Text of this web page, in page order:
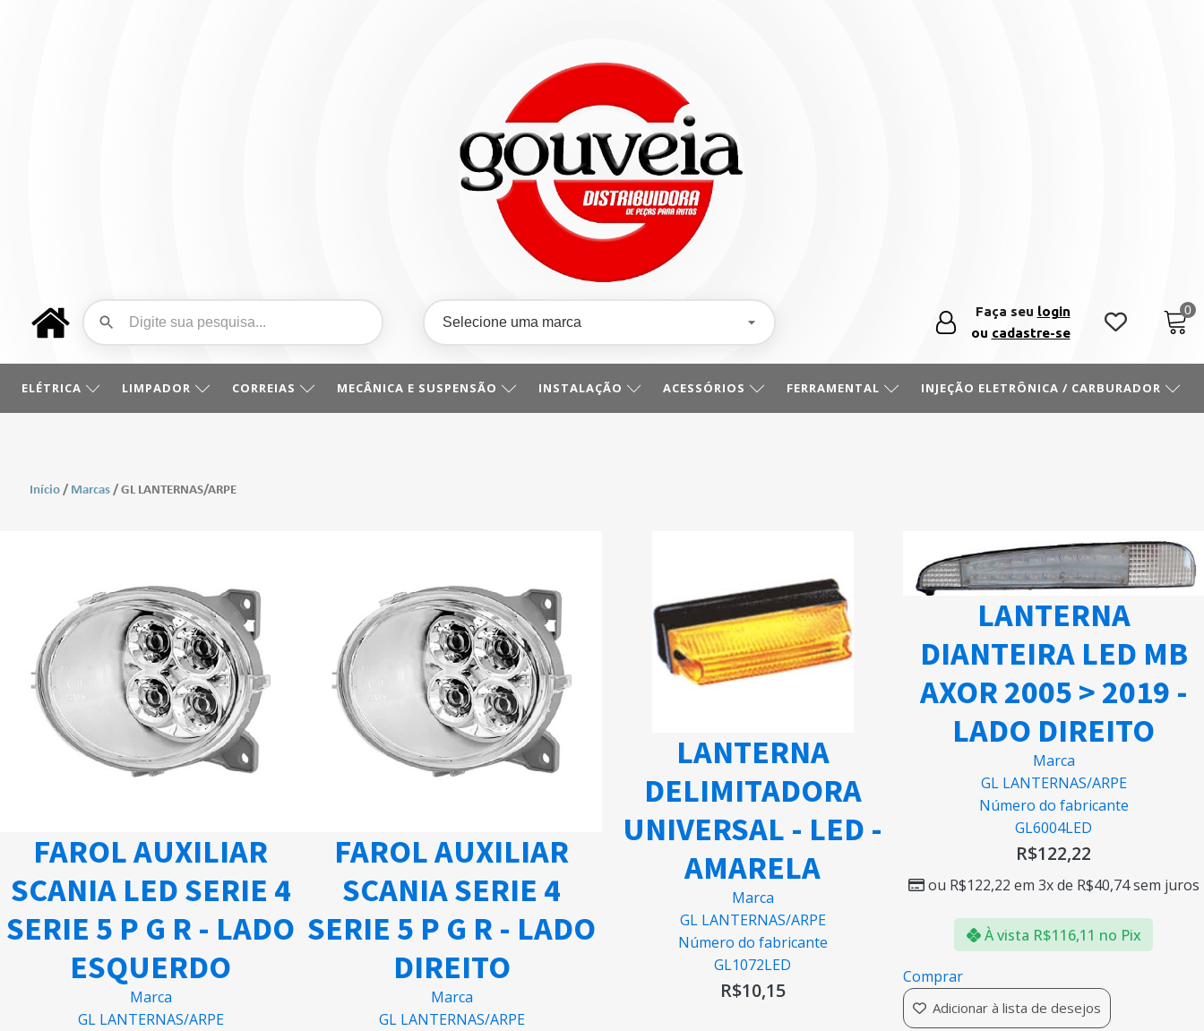
Faça seu login
ou cadastre-se
ELÉTRICA LIMPADOR CORREIAS MECÂNICA E SUSPENSÃO INSTALAÇÃO ACESSÓRIOS FERRAMENTAL INJEÇÃO ELETRÔNICA / CARBURADOR
Início / Marcas / GL LANTERNAS/ARPE
FAROL AUXILIAR
SCANIA LED SERIE 4
SERIE 5 P G R - LADO
ESQUERDO
Marca
GL LANTERNAS/ARPE
FAROL AUXILIAR
SCANIA SERIE 4
SERIE 5 P G R - LADO
DIREITO
Marca
GL LANTERNAS/ARPE
LANTERNA
DELIMITADORA
UNIVERSAL - LED -
AMARELA
Marca
GL LANTERNAS/ARPE
Número do fabricante
GL1072LED
R$10,15
LANTERNA
DIANTEIRA LED MB
AXOR 2005 > 2019 -
LADO DIREITO
Marca
GL LANTERNAS/ARPE
Número do fabricante
GL6004LED
R$122,22
ou R$122,22 em 3x de R$40,74sem juros
À vista R$116,11 no Pix
Comprar
Adicionar à lista de desejos